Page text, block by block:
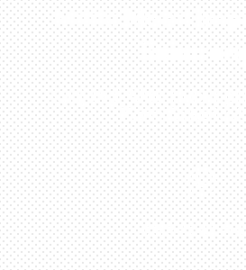
Miliki Mobil
Kunjungi Atau Hubungi
Kami Di Kota

0813-1054-